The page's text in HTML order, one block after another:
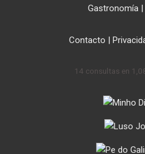
Gastronomía |
Contacto |
14 consultas en